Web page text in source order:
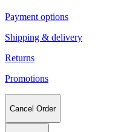
Payment options
Shipping & delivery
Returns
Promotions
Cancel Order